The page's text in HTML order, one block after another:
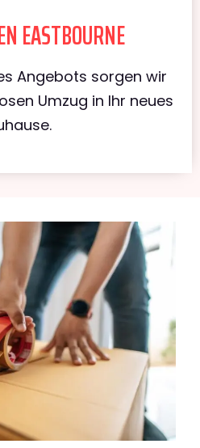
EASTBOURNE
Angebots sorgen wir
Umzug in Ihr neues